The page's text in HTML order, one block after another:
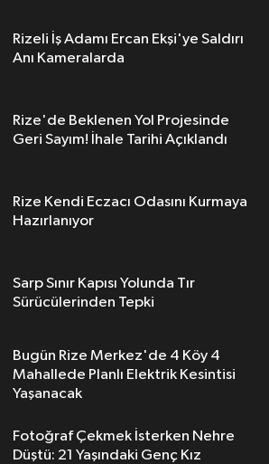
Rizeli İş Adamı Ercan Ekşi'ye Saldırı
Anı Kameralarda
Rize'de Beklenen Yol Projesinde
Geri Sayım! İhale Tarihi Açıklandı
Rize Kendi Eczacı Odasını Kurmaya
Hazırlanıyor
Sarp Sınır Kapısı Yolunda Tır
Sürücülerinden Tepki
Bugün Rize Merkez'de 4 Köy 4
Mahallede Planlı Elektrik Kesintisi
Yaşanacak
Fotoğraf Çekmek İsterken Nehre
Düştü: 21 Yaşındaki Genç Kız